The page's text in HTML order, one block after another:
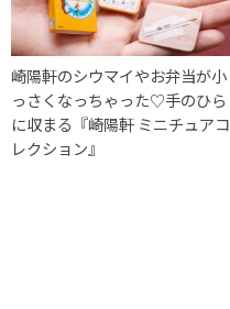
崎陽軒のシウマイやお弁当が小
っさくなっちゃった♡手のひら
に収まる『崎陽軒 ミニチュアコ
レクション』